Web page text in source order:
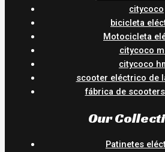
citycoco
bicicleta
Motocicleta
citycoco
citycoco
scooter eléctrico de
fábrica de
Our
Patinetes